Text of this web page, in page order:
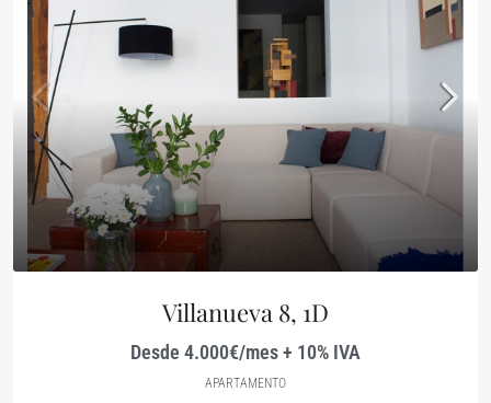
Villanueva 8, 1D
Desde 4.000€/mes + 10% IVA
APARTAMENTO